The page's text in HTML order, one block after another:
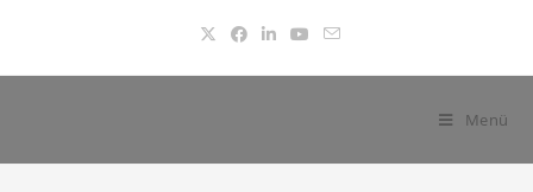
springen
Menü